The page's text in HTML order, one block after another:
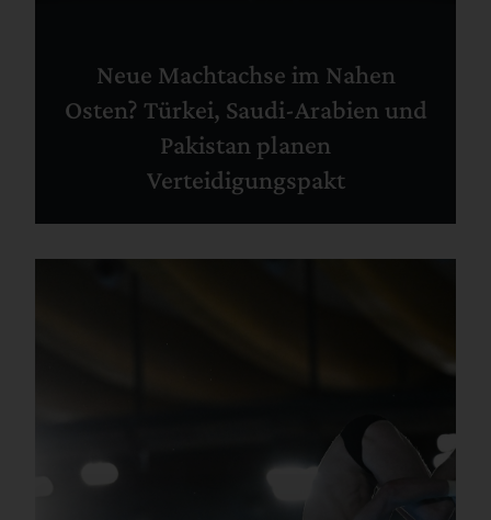
Neue Machtachse im Nahen
Osten? Türkei, Saudi-Arabien und
Pakistan planen
Verteidigungspakt